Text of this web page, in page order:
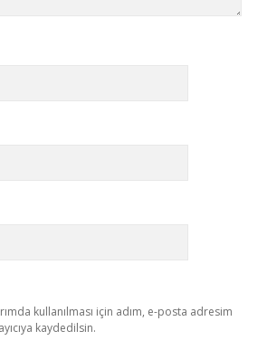
kullanılması için adım, e-posta adresim
kaydedilsin.